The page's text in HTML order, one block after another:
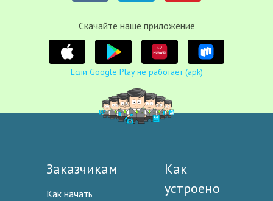
Cкачайте наше приложение
Если Google Play не работает (apk)
Заказчикам
Как начать
Как
устроено